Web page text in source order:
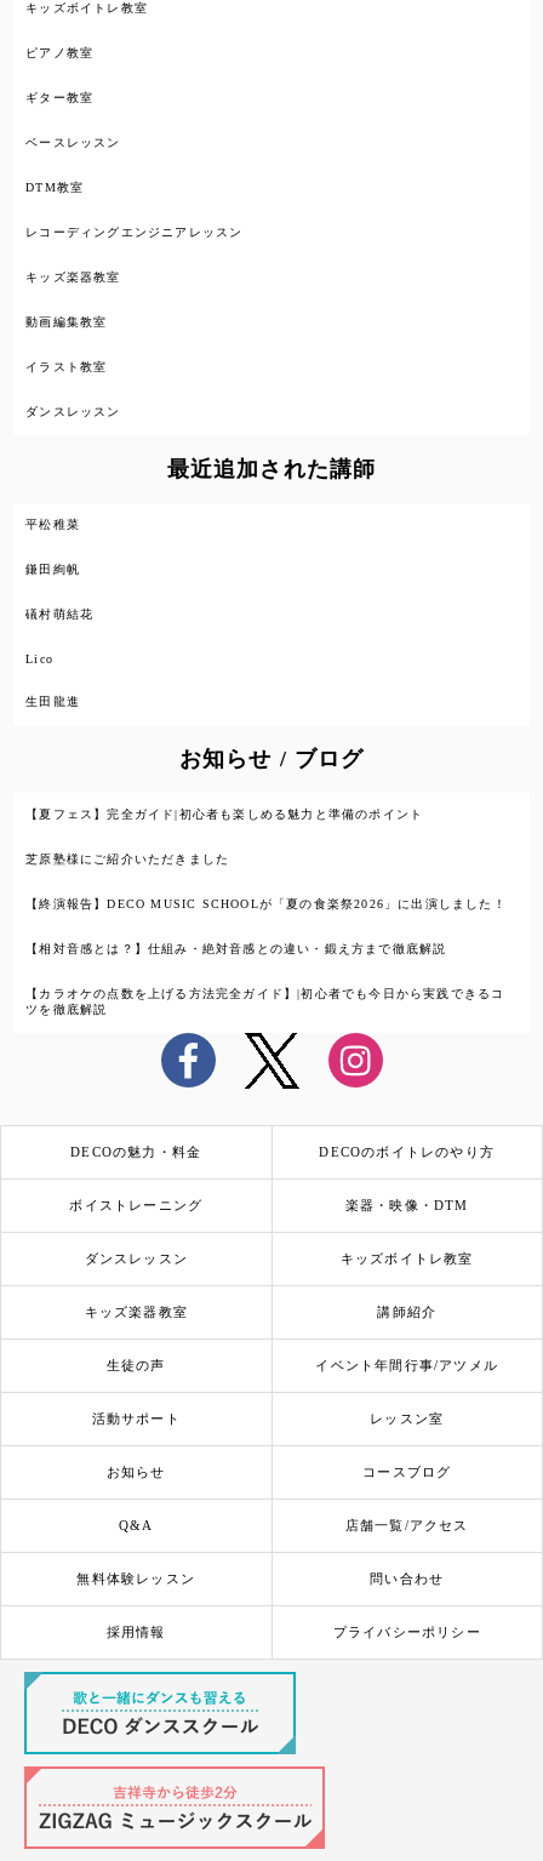
キッズボイトレ教室
ピアノ教室
ギター教室
ベースレッスン
DTM教室
レコーディングエンジニアレッスン
キッズ楽器教室
動画編集教室
イラスト教室
ダンスレッスン
最近追加された講師
平松稚菜
鎌田絢帆
礒村萌結花
Lico
生田龍進
お知らせ / ブログ
【夏フェス】完全ガイド|初心者も楽しめる魅力と準備のポイント
芝原塾様にご紹介いただきました
【終演報告】DECO MUSIC SCHOOLが「夏の食楽祭2026」に出演しました！
【相対音感とは？】仕組み・絶対音感との違い・鍛え方まで徹底解説
【カラオケの点数を上げる方法完全ガイド】|初心者でも今日から実践できるコ
ツを徹底解説
DECOの魅力・料金 DECOのボイトレのやり方
ボイストレーニング 楽器・映像・DTM
ダンスレッスン キッズボイトレ教室
キッズ楽器教室 講師紹介
生徒の声 イベント年間行事/アツメル
活動サポート レッスン室
お知らせ コースブログ
Q&A 店舗一覧/アクセス
無料体験レッスン 問い合わせ
採用情報 プライバシーポリシー